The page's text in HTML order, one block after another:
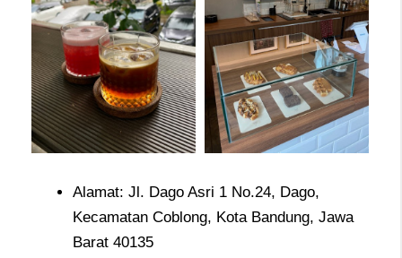
Alamat: Jl. Dago Asri 1 No.24, Dago,
Kecamatan Coblong, Kota Bandung, Jawa
Barat 40135